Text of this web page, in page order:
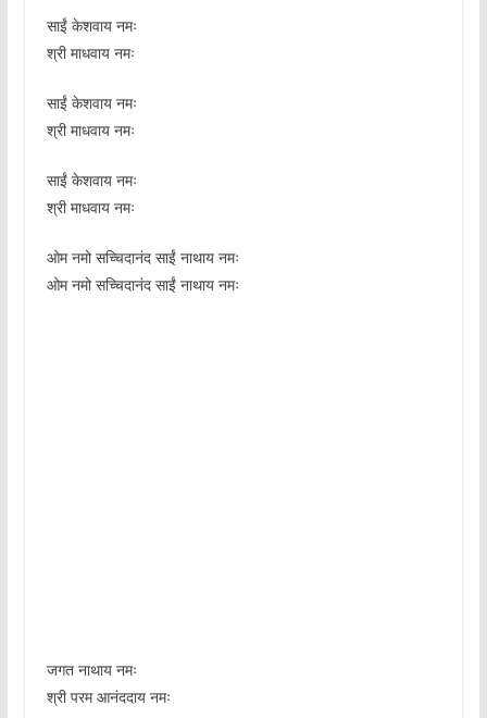
साईं केशवाय नमः
श्री माधवाय नमः
साईं केशवाय नमः
श्री माधवाय नमः
साईं केशवाय नमः
श्री माधवाय नमः
ओम नमो सच्चिदानंद साईं नाथाय नमः
ओम नमो सच्चिदानंद साईं नाथाय नमः
जगत नाथाय नमः
श्री परम आनंददाय नमः